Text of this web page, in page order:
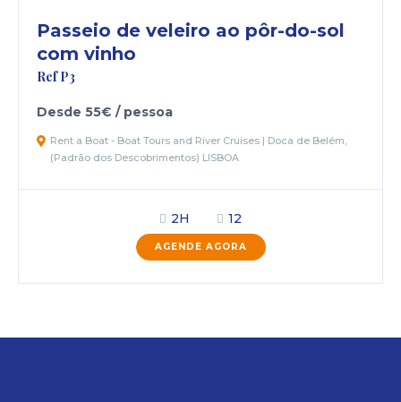
Passeio de veleiro ao pôr-do-sol
com vinho
Ref P3
Desde 55€ / pessoa
Rent a Boat - Boat Tours and River Cruises | Doca de Belém,
(Padrão dos Descobrimentos) LISBOA
2H 12
AGENDE AGORA